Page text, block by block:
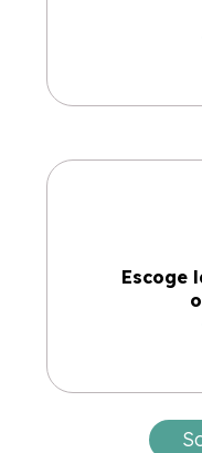
Escoge